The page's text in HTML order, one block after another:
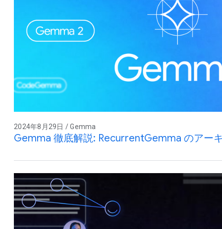
2024年8月29日 / Gemma
Gemma 徹底解説: RecurrentGemma のアー